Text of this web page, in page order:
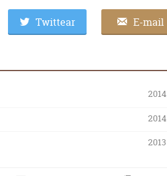
Twittear E-mail
2014
2014
2013